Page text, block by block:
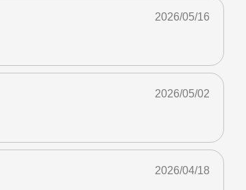
2026/05/16
2026/05/02
2026/04/18